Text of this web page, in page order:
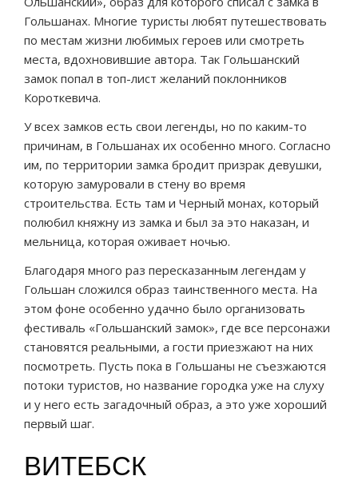
Гольшанах. Многие туристы любят путешествовать
по местам жизни любимых героев или смотреть
места, вдохновившие автора. Так Гольшанский
замок попал в топ-лист желаний поклонников
Короткевича.
У всех замков есть свои легенды, но по каким-то
причинам, в Гольшанах их особенно много. Согласно
им, по территории замка бродит призрак девушки,
которую замуровали в стену во время
строительства. Есть там и Черный монах, который
полюбил княжну из замка и был за это наказан, и
мельница, которая оживает ночью.
Благодаря много раз пересказанным легендам у
Гольшан сложился образ таинственного места. На
этом фоне особенно удачно было организовать
фестиваль «Гольшанский замок», где все персонажи
становятся реальными, а гости приезжают на них
посмотреть. Пусть пока в Гольшаны не съезжаются
потоки туристов, но название городка уже на слуху
и у него есть загадочный образ, а это уже хороший
первый шаг.
ВИТЕБСК